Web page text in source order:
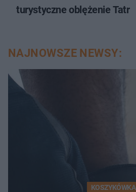
turystyczne oblężenie Tatr
NAJNOWSZE NEWSY:
KOSZYKÓWKA